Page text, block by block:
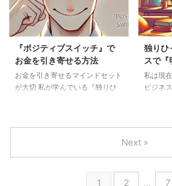
うかどうかは、「願うだけ」で終
わるのか、それとも「行動につな
げる」かで大きく変わります。
することと、願いをただの現実逃
避にしてしまうことの違いについ
て、わかりやすくお話しします。
願いを行動に結びつけるとどう
由な働
この変
に、日
トビジ
由を紹
なるか
倒産の
『ポジティブスイッチ』で
お金を引き寄せる方法
お金を引き寄せるマインドセット
が大切 私が学んでいる『独りひ
「引き寄せの法則」です。 そし
てこの法則を上手に使うために
は、ポジティブな気持ちを保つこ
独りひ
スで『
私は現
ビジネ
力や精
率よく
を知る
ログで
1 2 … 7
Next »